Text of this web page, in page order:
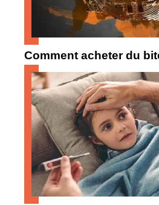
Comment acheter du